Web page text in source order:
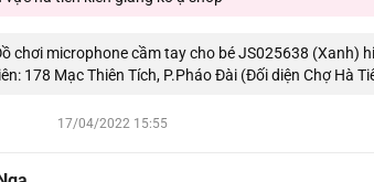
chơi microphone cầm tay cho bé JS025638 (Xanh)
178 Mạc Thiên Tích, P.Pháo Đài (Đối diện Chợ Hà
17/04/2022 15:55